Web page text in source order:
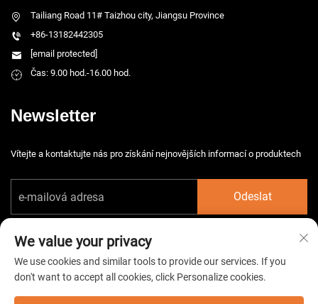
Tailiang Road 11# Taizhou city, Jiangsu Province
+86-13182442305
[email protected]
Čas: 9.00 hod.-16.00 hod.
Newsletter
Vítejte a kontaktujte nás pro získání nejnovějších informací o produktech
Odeslat
Copyright © 2026 China Taizhou HarsMarg Electromechenical Co. Ltd.
We value your privacy
We use cookies and similar tools to provide our services. If you
don't want to accept all cookies, click Personalize cookies.